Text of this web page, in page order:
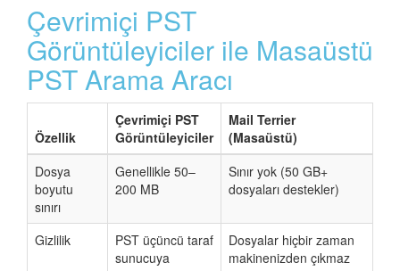
Çevrimiçi PST
Görüntüleyiciler ile Masaüstü
PST Arama Aracı
Özellik
Çevrimiçi PST
Görüntüleyiciler
Mail Terrier
(Masaüstü)
Dosya
boyutu
sınırı
Genellikle 50–
200 MB
Sınır yok (50 GB+
dosyaları destekler)
Gizlilik
PST üçüncü taraf
sunucuya
Dosyalar hiçbir zaman
makinenizden çıkmaz